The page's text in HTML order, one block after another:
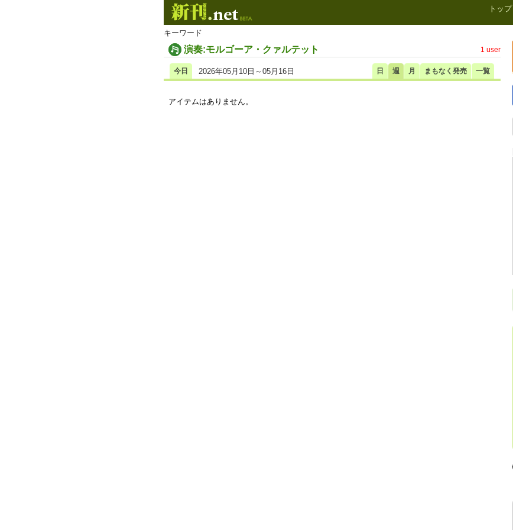
トップ
キーワード
演奏:モルゴーア・クァルテット 1 user
日 週 月 まもなく発売 一覧
今日 2026年05月10日～05月16日
アイテムはありません。